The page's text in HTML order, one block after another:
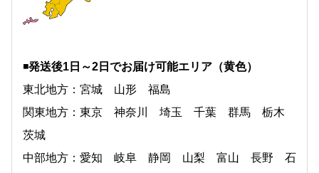
◾️発送後1日～2日でお届け可能エリア（黄色）
東北地方：宮城 山形 福島
関東地方：東京 神奈川 埼玉 千葉 群馬 栃木
茨城
中部地方：愛知 岐阜 静岡 山梨 富山 長野 石